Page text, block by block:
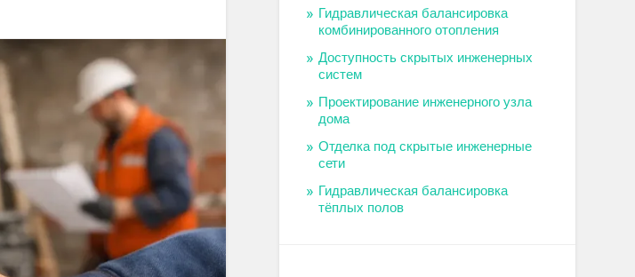
Гидравлическая балансировка
комбинированного отопления
Доступность скрытых инженерных
систем
Проектирование инженерного узла
дома
Отделка под скрытые инженерные
сети
Гидравлическая балансировка
тёплых полов